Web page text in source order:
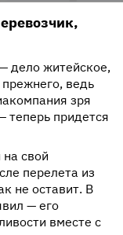
дело житейское,
ведь
зря
теперь придется
на свой
перелета из
не оставит. В
— его
вместе с